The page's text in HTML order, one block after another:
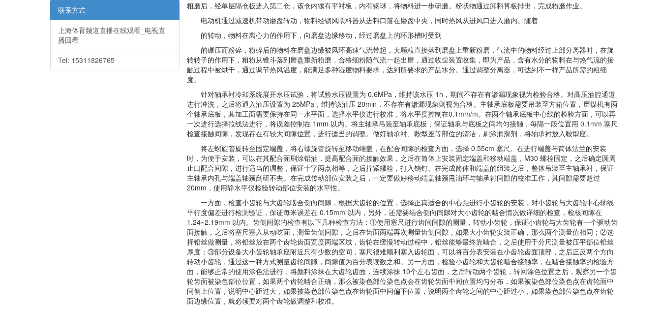
联系方式
上海体育频道直播在线观看_电视直
播回看
Tel: 15311826765
粗磨后，经单层隔仓板进入第二仓，该仓内镶有平衬板，内有钢球，将物料进一步研磨。粉状物通过卸料箅板排出，完成粉磨作业。
电动机通过减速机带动磨盘转动，物料经锁风喂料器从进料口落在磨盘中央，同时热风从进风口进入磨内。随着
的转动，物料在离心力的作用下，向磨盘边缘移动，经过磨盘上的环形槽时受到
的碾压而粉碎，粉碎后的物料在磨盘边缘被风环高速气流带起，大颗粒直接落到磨盘上重新粉磨，气流中的物料经过上部分离器时，在旋
转转子的作用下，粗粉从锥斗落到磨盘重新粉磨，合格细粉随气流一起出磨，通过收尘装置收集，即为产品，含有水分的物料在与热气流的接
触过程中被烘干，通过调节热风温度，能满足多种湿度物料要求，达到所要求的产品水分。通过调整分离器，可达到不一样产品所需的粗细
度。
针对轴承衬冷却系统展开水压试验，将试验水压设置为 0.6MPa，维持该水压 1h，期间不存在有渗漏现象视为检验合格。对高压油腔通道
进行冲洗，之后将通入油压设置为 25MPa，维持该油压 20min，不存在有渗漏现象则视为合格。主轴承底板需要吊装至方箱位置，磨煤机有两
个轴承底板，其加工面需要保持在同一水平面，选择水平仪进行校准，将水平度控制在0.1mm/m。在两个轴承底板中心线的检验方面，可以再
一次进行选择拉线法进行，将误差控制在 1mm 以内。将主轴承吊装至轴承底板，保证轴承与底板之间均匀接触，每隔一段位置用 0.1mm 塞尺
检查接触间隙，发现存在有较大间隙位置，进行适当的调整。做好轴承衬、鞍型座等部位的清洁，刷涂润滑剂，将轴承衬放入鞍型座。
将左螺旋管旋转至固定端盖，将右螺旋管旋转至移动端盖，在配合间隙的检查方面，选择 0.55cm 塞尺。在进行端盖与筒体法兰的安装
时，为便于安装，可以在其配合面刷涂铅油，提高配合面的接触效果，之后在筒体上安装固定端盖和移动端盖，M30 螺栓固定，之后确定圆周
止口配合间隙，进行适当的调整，保证十字两点相等，之后拧紧螺栓，打入销钉。在完成筒体和端盖的组装之后，整体吊装至主轴承衬，保证
主轴承内孔与端盖轴颈刮研不夹。在完成传动部位安装之后，一定要做好移动端盖轴颈甩油环与轴承衬间隙的校准工作，其间隙需要超过
20mm，使用静水平仪检验转动部位安装的水平性。
一方面，检查小齿轮与大齿轮啮合侧向间隙，根据大齿轮的位置，选择正真适合的中心距进行小齿轮的安装，对小齿轮与大齿轮中心轴线
平行度偏差进行检测验证，保证每米误差在 0.15mm 以内，另外，还需要结合侧向间隙对大小齿轮的啮合情况做详细的检查，检核间隙在
1.24~2.19mm 以内。齿侧间隙的检查有以下几种检查方法：①使用塞尺进行齿间间隙的测量，转动小齿轮，保证小齿轮与大齿轮有一个驱动齿
面接触，之后将塞尺塞入从动吃面，测量齿侧间隙，之后在齿面两端再次测量齿侧间隙，如果大小齿轮安装正确，那么两个测量值相同；②选
择铅丝做测量，将铅丝放在两个齿轮齿面宽度两端区域，齿轮在缓慢转动过程中，铅丝能够最终靠啮合，之后使用千分尺测量被压平部位铅丝
厚度；③部分设备大小齿轮轴承座附近只有少数的空间，塞尺很难顺利塞入齿轮面，可以将百分表安装在小齿轮齿面顶部，之后正反两个方向
转动小齿轮，通过这一种方式测量齿轮间隙，间隙值为百分表读数之和。另一方面，检验小齿轮和大齿轮啮合接触率，在啮合接触率的检验方
面，能够正常的使用涂色法进行，将颜料涂抹在大齿轮齿面，连续涂抹 10个左右齿面，之后转动两个齿轮，转回涂色位置之后，观察另一个齿
轮齿面被染色部位位置，如果两个齿轮啮合正确，那么被染色部位染色点会在齿轮齿面中间位置均匀分布，如果被染色部位染色点在齿轮面中
间偏上位置，说明中心距过大，如果被染色部位染色点在齿轮面中间偏下位置，说明两个齿轮之间的中心距过小，如果染色部位染色点在齿轮
面边缘位置，就必须要对两个齿轮做调整和校准。